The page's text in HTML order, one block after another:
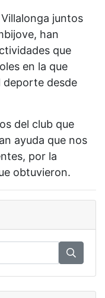
juntos
han
que
en la que
deporte desde
del club que
ayuda que nos
por la
obtuvieron.